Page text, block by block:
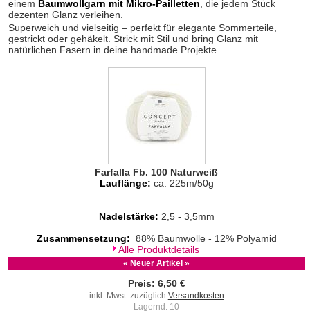
einem Baumwollgarn mit Mikro-Pailletten , die jedem Stück
dezenten Glanz verleihen.
Superweich und vielseitig – perfekt für elegante Sommerteile,
gestrickt oder gehäkelt. Strick mit Stil und bring Glanz mit
natürlichen Fasern in deine handmade Projekte.
Farfalla Fb. 100 Naturweiß
Lauflänge: ca. 225m/50g
Nadelstärke: 2,5 - 3,5mm
Zusammensetzung: 88% Baumwolle - 12% Polyamid
Alle Produktdetails
« Neuer Artikel »
Preis: 6,50 €
inkl. Mwst. zuzüglich Versandkosten
Lagernd: 10